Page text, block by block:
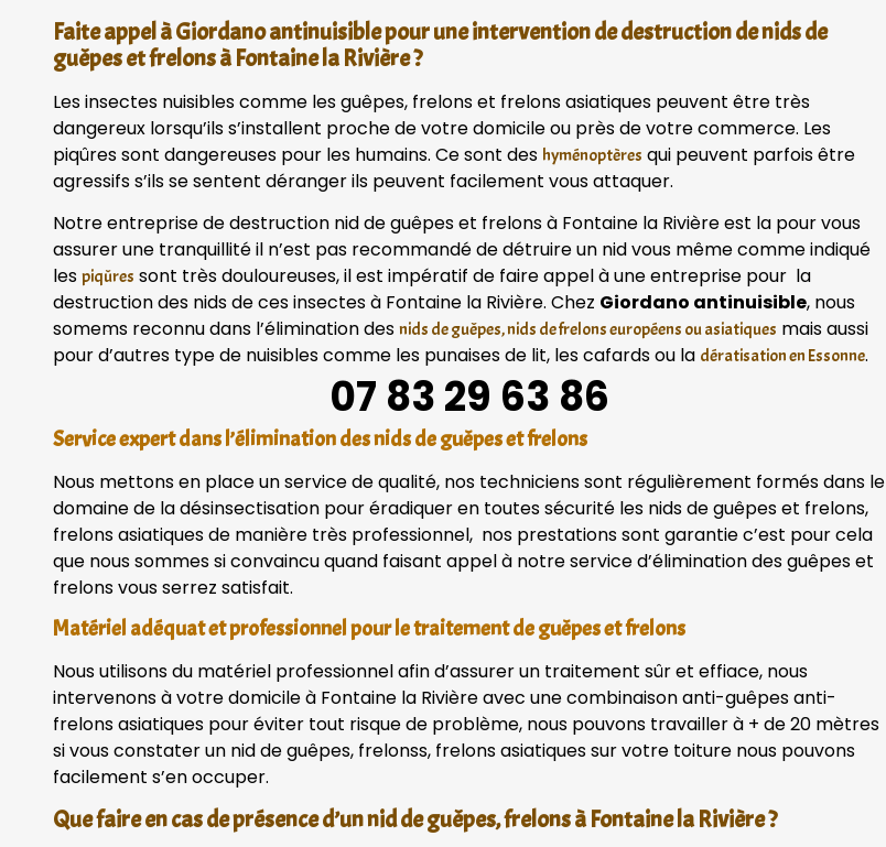
Faite appel à Giordano antinuisible pour une intervention de destruction de nids de
guêpes et frelons à Fontaine la Rivière ?
Les insectes nuisibles comme les guêpes, frelons et frelons asiatiques peuvent être très
dangereux lorsqu’ils s’installent proche de votre domicile ou près de votre commerce. Les
piqûres sont dangereuses pour les humains. Ce sont des hyménoptères qui peuvent parfois être
agressifs s’ils se sentent déranger ils peuvent facilement vous attaquer.
Notre entreprise de destruction nid de guêpes et frelons à Fontaine la Rivière est la pour vous
assurer une tranquillité il n’est pas recommandé de détruire un nid vous même comme indiqué
les piqûres sont très douloureuses, il est impératif de faire appel à une entreprise pour la
destruction des nids de ces insectes à Fontaine la Rivière. Chez Giordano antinuisible, nous
somems reconnu dans l’élimination des nids de guêpes, nids de frelons européens ou asiatiques mais aussi
pour d’autres type de nuisibles comme les punaises de lit, les cafards ou la dératisation en Essonne.
07 83 29 63 86
Service expert dans l’élimination des nids de guêpes et frelons
Nous mettons en place un service de qualité, nos techniciens sont régulièrement formés dans le
domaine de la désinsectisation pour éradiquer en toutes sécurité les nids de guêpes et frelons,
frelons asiatiques de manière très professionnel, nos prestations sont garantie c’est pour cela
que nous sommes si convaincu quand faisant appel à notre service d’élimination des guêpes et
frelons vous serrez satisfait.
Matériel adéquat et professionnel pour le traitement de guêpes et frelons
Nous utilisons du matériel professionnel afin d’assurer un traitement sûr et effiace, nous
intervenons à votre domicile à Fontaine la Rivière avec une combinaison anti-guêpes anti-
frelons asiatiques pour éviter tout risque de problème, nous pouvons travailler à + de 20 mètres
si vous constater un nid de guêpes, frelonss, frelons asiatiques sur votre toiture nous pouvons
facilement s’en occuper.
Que faire en cas de présence d’un nid de guêpes, frelons à Fontaine la Rivière ?